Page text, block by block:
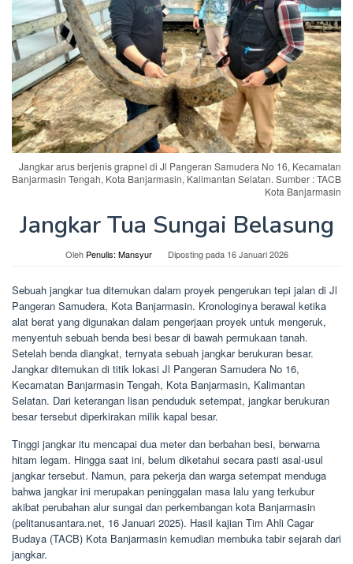
Jangkar arus berjenis grapnel di Jl Pangeran Samudera No 16, Kecamatan
Banjarmasin Tengah, Kota Banjarmasin, Kalimantan Selatan. Sumber : TACB
Kota Banjarmasin
Jangkar Tua Sungai Belasung
Oleh Penulis: Mansyur Diposting pada 16 Januari 2026
Sebuah jangkar tua ditemukan dalam proyek pengerukan tepi jalan di Jl
Pangeran Samudera, Kota Banjarmasin. Kronologinya berawal ketika
alat berat yang digunakan dalam pengerjaan proyek untuk mengeruk,
menyentuh sebuah benda besi besar di bawah permukaan tanah.
Setelah benda diangkat, ternyata sebuah jangkar berukuran besar.
Jangkar ditemukan di titik lokasi Jl Pangeran Samudera No 16,
Kecamatan Banjarmasin Tengah, Kota Banjarmasin, Kalimantan
Selatan. Dari keterangan lisan penduduk setempat, jangkar berukuran
besar tersebut diperkirakan milik kapal besar.
Tinggi jangkar itu mencapai dua meter dan berbahan besi, berwarna
hitam legam. Hingga saat ini, belum diketahui secara pasti asal-usul
jangkar tersebut. Namun, para pekerja dan warga setempat menduga
bahwa jangkar ini merupakan peninggalan masa lalu yang terkubur
akibat perubahan alur sungai dan perkembangan kota Banjarmasin
(pelitanusantara.net, 16 Januari 2025). Hasil kajian Tim Ahli Cagar
Budaya (TACB) Kota Banjarmasin kemudian membuka tabir sejarah dari
jangkar.